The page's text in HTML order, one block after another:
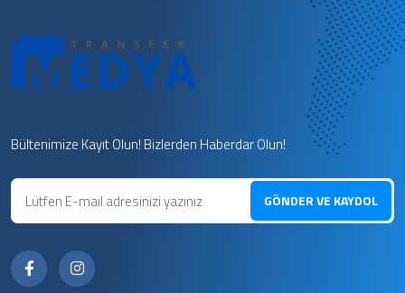
Bültenimize Kayıt Olun! Bizlerden Haberdar Olun!
GÖNDER VE KAYDOL